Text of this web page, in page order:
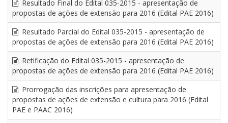
Resultado Final do Edital 035-2015 - apresentação de
propostas de ações de extensão para 2016 (Edital PAE 2016)
Resultado Parcial do Edital 035-2015 - apresentação de
propostas de ações de extensão para 2016 (Edital PAE 2016)
Retificação do Edital 035-2015 - apresentação de
propostas de ações de extensão para 2016 (Edital PAE 2016)
Prorrogação das inscrições para apresentação de
propostas de ações de extensão e cultura para 2016 (Edital
PAE e PAAC 2016)